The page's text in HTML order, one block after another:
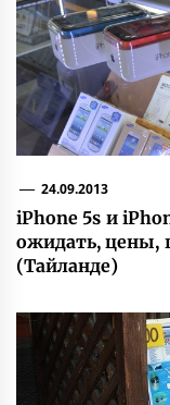
24.09.2013
iPhone 5s и
ожидать, цены,
(Тайланде)